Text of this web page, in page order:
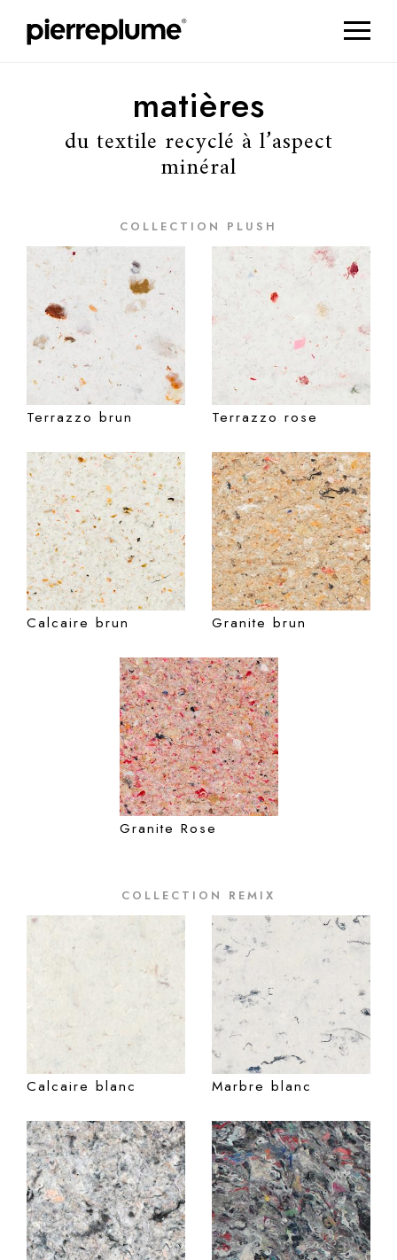
matières
du textile recyclé à l’aspect
minéral
COLLECTION PLUSH
Terrazzo brun Terrazzo rose
Calcaire brun Granite brun
Granite Rose
COLLECTION REMIX
Calcaire blanc Marbre blanc